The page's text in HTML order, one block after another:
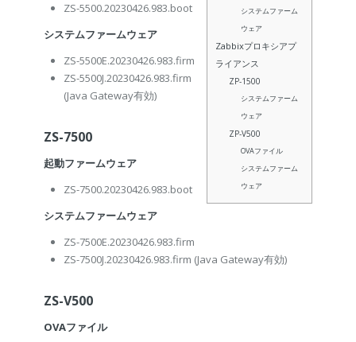
システムファーム
ウェア
Zabbixプロキシアプ
ライアンス
ZP-1500
システムファーム
ウェア
ZP-V500
OVAファイル
システムファーム
ウェア
ZS-5500.20230426.983.boot
システムファームウェア
ZS-5500E.20230426.983.firm
ZS-5500J.20230426.983.firm
(Java Gateway有効)
ZS-7500
起動ファームウェア
ZS-7500.20230426.983.boot
システムファームウェア
ZS-7500E.20230426.983.firm
ZS-7500J.20230426.983.firm (Java Gateway有効)
ZS-V500
OVAファイル